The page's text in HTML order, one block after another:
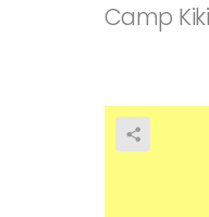
Camp